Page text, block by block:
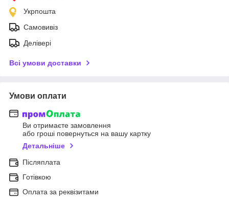
Укрпошта
Самовивіз
Делівері
Всі умови доставки
Умови оплати
Ви отримаєте замовлення
або гроші повернуться на вашу картку
Детальніше
Післяплата
Готівкою
Оплата за реквізитами